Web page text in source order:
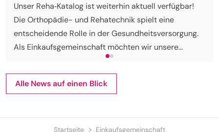
Unser Reha‑Katalog ist weiterhin aktuell verfügbar!
Die Orthopädie- und Rehatechnik spielt eine
entscheidende Rolle in der Gesundheitsversorgung.
Als Einkaufsgemeinschaft möchten wir unsere
Mitglieder mit diesem Katalog unterstützen.
Alle News auf einen Blick
Startseite Einkaufsgemeinschaft